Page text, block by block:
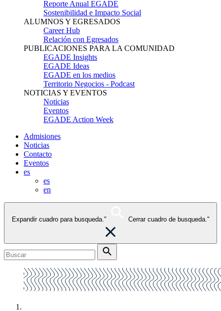
Reporte Anual EGADE
Sostenibilidad e Impacto Social
ALUMNOS Y EGRESADOS
Career Hub
Relación con Egresados
PUBLICACIONES PARA LA COMUNIDAD
EGADE Insights
EGADE Ideas
EGADE en los medios
Territorio Negocios - Podcast
NOTICIAS Y EVENTOS
Noticias
Eventos
EGADE Action Week
Admisiones
Noticias
Contacto
Eventos
es
es
en
Expandir cuadro para busqueda." Cerrar cuadro de busqueda."